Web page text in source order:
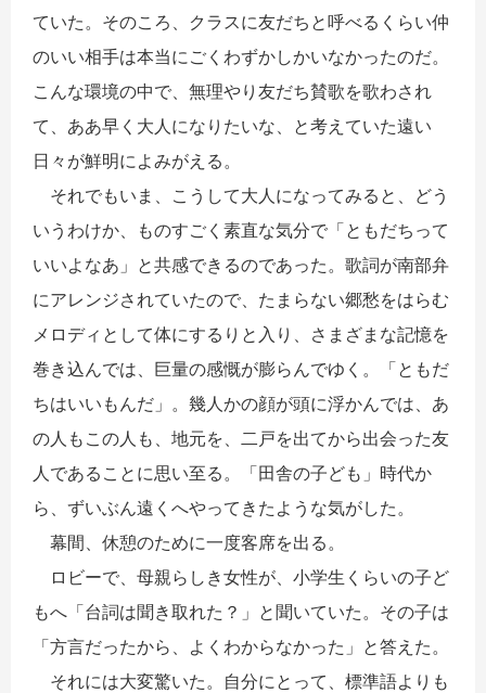
ていた。そのころ、クラスに友だちと呼べるくらい仲
のいい相手は本当にごくわずかしかいなかったのだ。
こんな環境の中で、無理やり友だち賛歌を歌わされ
て、ああ早く大人になりたいな、と考えていた遠い
日々が鮮明によみがえる。
それでもいま、こうして大人になってみると、どう
いうわけか、ものすごく素直な気分で「ともだちって
いいよなあ」と共感できるのであった。歌詞が南部弁
にアレンジされていたので、たまらない郷愁をはらむ
メロディとして体にするりと入り、さまざまな記憶を
巻き込んでは、巨量の感慨が膨らんでゆく。「ともだ
ちはいいもんだ」。幾人かの顔が頭に浮かんでは、あ
の人もこの人も、地元を、二戸を出てから出会った友
人であることに思い至る。「田舎の子ども」時代か
ら、ずいぶん遠くへやってきたような気がした。
幕間、休憩のために一度客席を出る。
ロビーで、母親らしき女性が、小学生くらいの子ど
もへ「台詞は聞き取れた？」と聞いていた。その子は
「方言だったから、よくわからなかった」と答えた。
それには大変驚いた。自分にとって、標準語よりも